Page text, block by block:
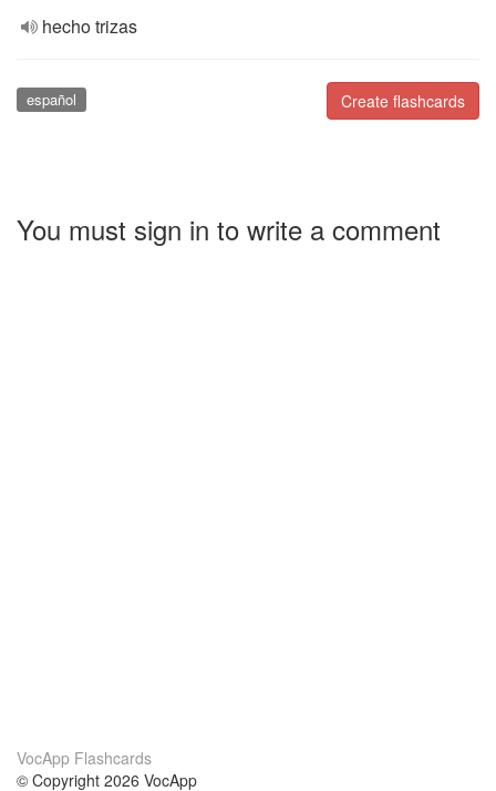
hecho trizas
Create flashcards
español
You must sign in to write a comment
VocApp Flashcards
© Copyright 2026 VocApp